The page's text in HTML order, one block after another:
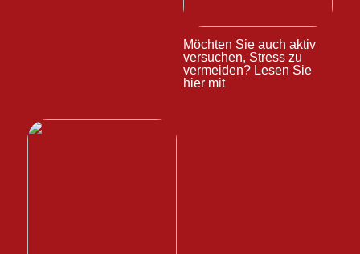
Möchten Sie auch aktiv
versuchen, Stress zu
vermeiden? Lesen Sie
hier mit